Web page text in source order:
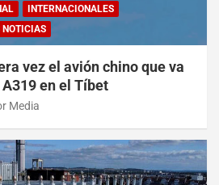
INTERNACIONALES
vez el avión chino que va
en el Tíbet
Media